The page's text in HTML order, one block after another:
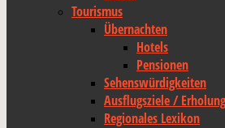
Tourismus
Übernachten
Hotels
Pensionen
Sehenswürdigkeiten
Ausflugsziele /
Regionales Lexikon